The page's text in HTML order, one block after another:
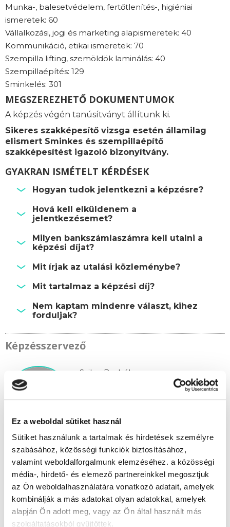
Ez a weboldal sütiket használ
Sütiket használunk a tartalmak és hirdetések személyre
szabásához, közösségi funkciók biztosításához,
valamint weboldalforgalmunk elemzéséhez. a közösségi
média-, hirdető- és elemező partnereinkkel megosztjuk
az Ön weboldalhasználatára vonatkozó adatait, amelyek
kombinálják a más adatokat olyan adatokkal, amelyek
alapján Ön adott meg, vagy az Ön által használt más
szolgáltatásokból gyűjtöttek.
Munka-, balesetvédelem, fertőtlenítés-, higiéniai
ismeretek: 60
Vállalkozási, jogi és marketing alapismeretek: 40
Kommunikáció, etikai ismeretek: 70
Szempilla lifting, szemöldök laminálás: 40
Szempillaépítés: 129
Sminkelés: 301
MEGSZEREZHETŐ DOKUMENTUMOK
A képzés végén tanúsítványt állítunk ki.
Sikeres szakképesítő vizsga esetén államilag
elismert Sminkes és szempillaépítő
szakképesítést igazoló bizonyítvány.
GYAKRAN ISMÉTELT KÉRDÉSEK
Hogyan tudok jelentkezni a képzésre?
Hová kell elküldenem a
jelentkezésemet?
Milyen bankszámlaszámra kell utalni a
képzési díjat?
Mit írjak az utalási közleménybe?
Mit tartalmaz a képzési díj?
Nem kaptam mindenre választ, kihez
forduljak?
Képzésszervező
Szikra Borbála
szikra.borbala@tanfolyam.hu
+36307145576
" B " csoport
37 nap az indulásig!
Időtartam:5-6 hónap